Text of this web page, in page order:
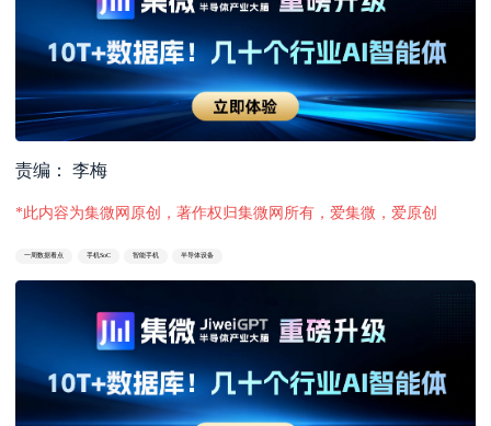
责编： 李梅
*此内容为集微网原创，著作权归集微网所有，爱集微，爱原创
一周数据看点 手机SoC 智能手机 半导体设备